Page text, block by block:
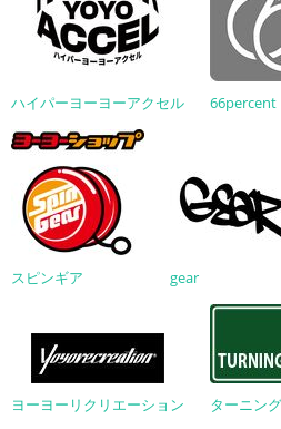
ハイパーヨーヨーアクセル 66percent
スピンギア gear
ヨーヨーリクリエーション ターニン